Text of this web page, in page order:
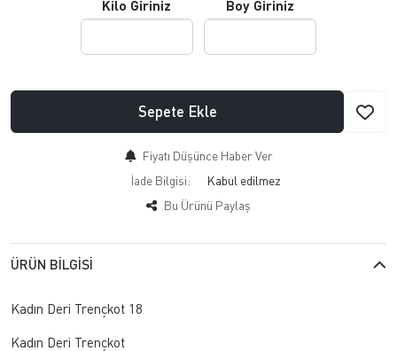
Kilo Giriniz Boy Giriniz
Sepete Ekle
Fiyatı Düşünce Haber Ver
İade Bilgisi:
Bu Ürünü Paylaş
ÜRÜN BILGISI
Kadın Deri Trençkot 18
Kadın Deri Trençkot